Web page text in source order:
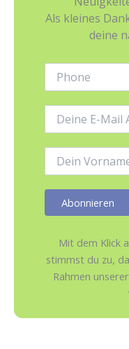
Als kleines
deine
Mail-
Mit dem Klick
stimmst du zu,
Rahmen